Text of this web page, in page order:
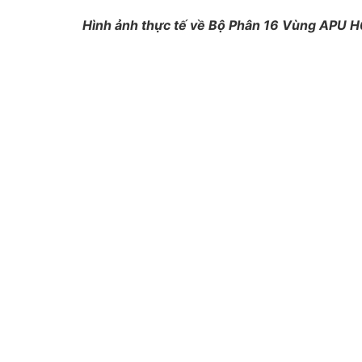
Hình ảnh thực tế về Bộ Phân 16 Vùng APU